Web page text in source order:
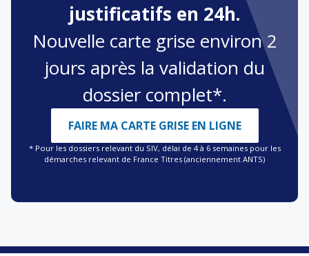
justificatifs en 24h.
Nouvelle carte grise environ 2
jours après la validation du
dossier complet*.
FAIRE MA CARTE GRISE EN LIGNE
* Pour les dossiers relevant du SIV, délai de 4 à 6 semaines pour les
démarches relevant de France Titres (anciennement ANTS)